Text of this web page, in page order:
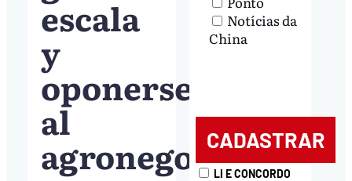
escala
y
oponerse
al
agronegocio
Notícias da
China
LI E CONCORDO